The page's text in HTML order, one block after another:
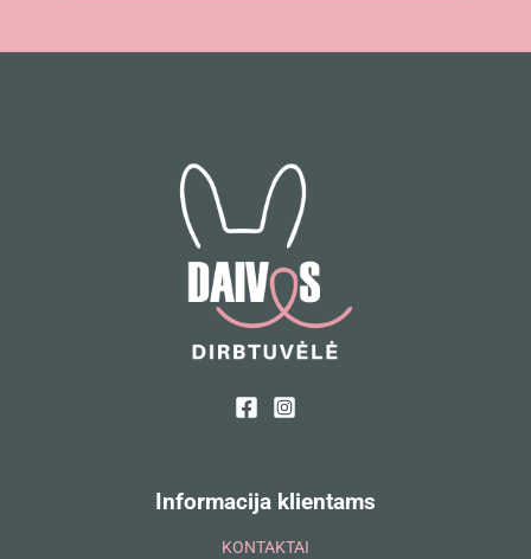
Informacija klientams
KONTAKTAI